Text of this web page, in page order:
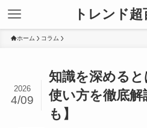
トレンド
ホーム コラム
知識を深めると
使い方を徹底
も】
2026
4/09